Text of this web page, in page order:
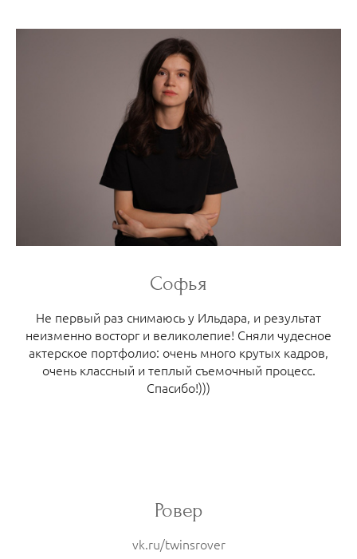
Софья
Не первый раз снимаюсь у Ильдара, и результат
неизменно восторг и великолепие! Сняли чудесное
актерское портфолио: очень много крутых кадров,
очень классный и теплый съемочный процесс.
Спасибо!)))
Ровер
vk.ru/twinsrover